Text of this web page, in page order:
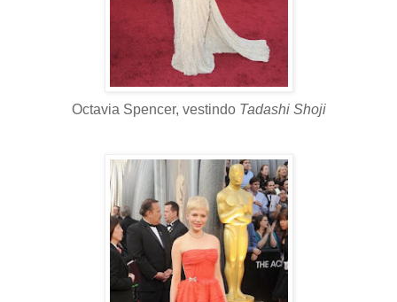
Octavia Spencer, vestindo Tadashi Shoji